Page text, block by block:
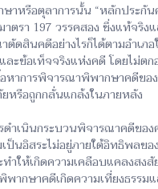
อตุลาการนั้น “หลักประกัน
รา 197 วรรคสอง ซึ่งแท้จริ
ดสินคดีอย่างไรก็ได้ตามอำเ
ข้อเท็จจริงแห่งคดี โดยไม่ต
หาการพิจารณาพิพากษาคดีข
ยหรือถูกกลั่นแกล้งในภายหลัง
เนินกระบวนพิจารณาคดีขอ
ป็นอิสระไม่อยู่ภายใต้อิทธิพล
ำให้เกิดความเคลือบแคลงส
ากษาคดีเกิดความเที่ยงธรรม